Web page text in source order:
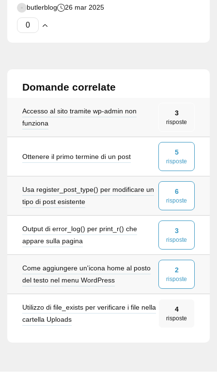
butlerblog 26 mar 2025
Domande correlate
Accesso al sito tramite wp-admin non
funziona
3
risposte
Ottenere il primo termine di un post
5
risposte
Usa register_post_type() per modificare un
tipo di post esistente
6
risposte
Output di error_log() per print_r() che
appare sulla pagina
3
risposte
Come aggiungere un'icona home al posto
del testo nel menu WordPress
2
risposte
Utilizzo di file_exists per verificare i file nella
cartella Uploads
4
risposte